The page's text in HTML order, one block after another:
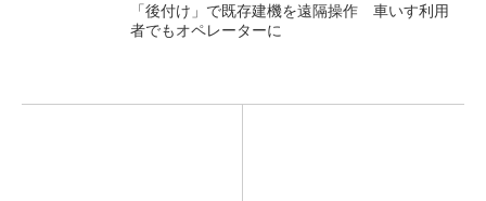
「後付け」で既存建機を遠隔操作 車いす利用
者でもオペレーターに